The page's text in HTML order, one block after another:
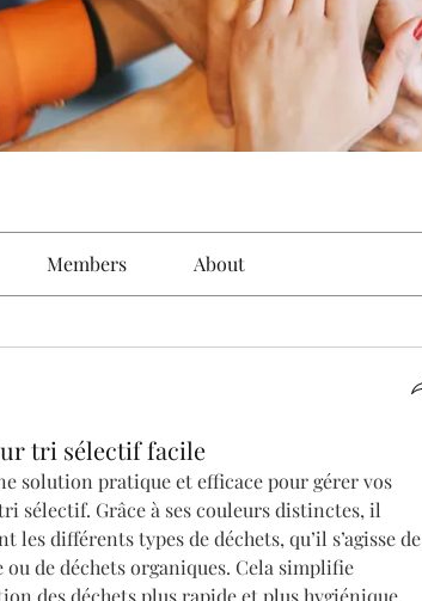
Members About
tri sélectif facile
solution pratique et efficace pour gérer vos
sélectif. Grâce à ses couleurs distinctes, il
différents types de déchets, qu’il s’agisse de
de déchets organiques. Cela simplifie
des déchets plus rapide et plus hygiénique.